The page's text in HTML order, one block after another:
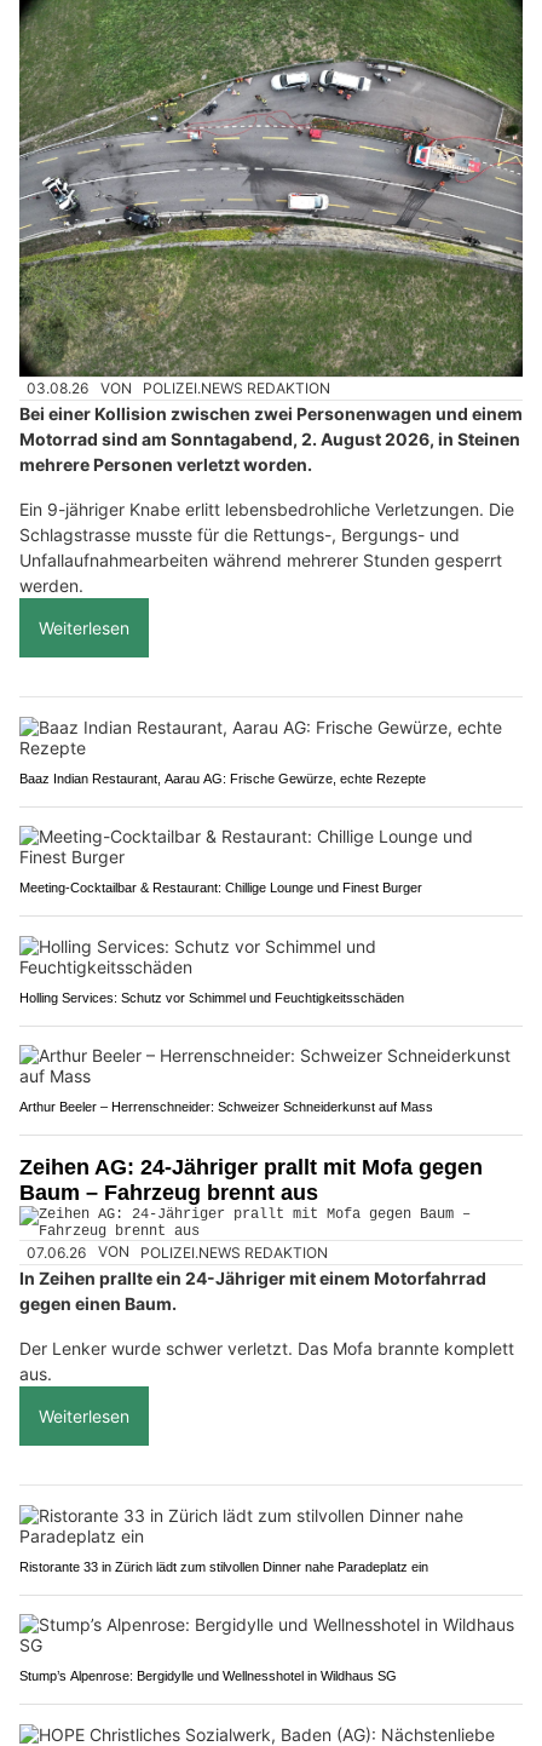
03.08.26 VON POLIZEI.NEWS REDAKTION
Bei einer Kollision zwischen zwei Personenwagen und einem
Motorrad sind am Sonntagabend, 2. August 2026, in Steinen
mehrere Personen verletzt worden.
Ein 9-jähriger Knabe erlitt lebensbedrohliche Verletzungen. Die
Schlagstrasse musste für die Rettungs-, Bergungs- und
Unfallaufnahmearbeiten während mehrerer Stunden gesperrt
werden.
Weiterlesen
Baaz Indian Restaurant, Aarau AG: Frische Gewürze, echte Rezepte
Meeting-Cocktailbar & Restaurant: Chillige Lounge und Finest Burger
Holling Services: Schutz vor Schimmel und Feuchtigkeitsschäden
Arthur Beeler – Herrenschneider: Schweizer Schneiderkunst auf Mass
Zeihen AG: 24-Jähriger prallt mit Mofa gegen
Baum – Fahrzeug brennt aus
07.06.26 VON POLIZEI.NEWS REDAKTION
In Zeihen prallte ein 24-Jähriger mit einem Motorfahrrad
gegen einen Baum.
Der Lenker wurde schwer verletzt. Das Mofa brannte komplett
aus.
Weiterlesen
Ristorante 33 in Zürich lädt zum stilvollen Dinner nahe Paradeplatz ein
Stump’s Alpenrose: Bergidylle und Wellnesshotel in Wildhaus SG